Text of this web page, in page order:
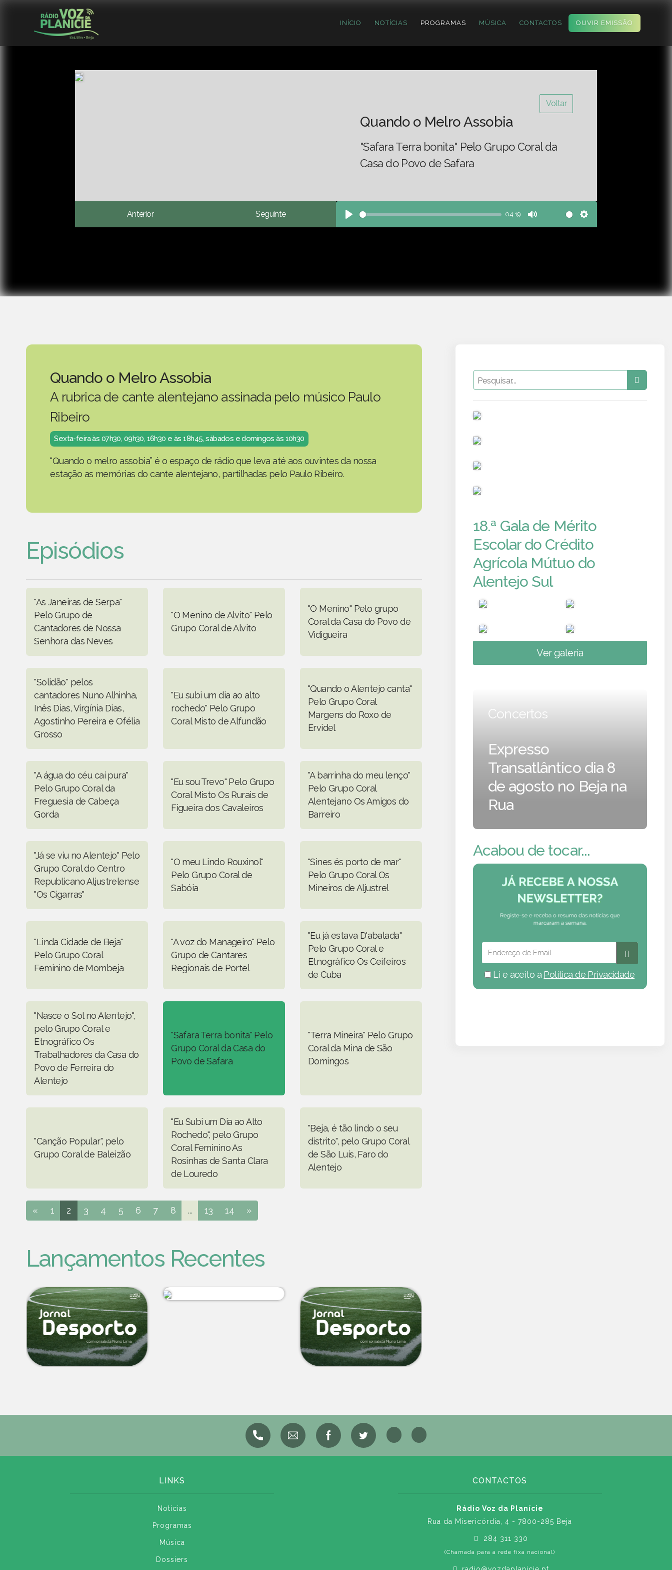
INÍCIO NOTÍCIAS PROGRAMAS MÚSICA CONTACTOS OUVIR EMISSÃO
Voltar
Quando o Melro Assobia
"Safara Terra bonita" Pelo Grupo Coral da
Casa do Povo de Safara
Anterior Seguinte
Play
04:19
Mute Settings
Quando o Melro Assobia
A rubrica de cante alentejano assinada pelo músico Paulo
Ribeiro
Sexta-feira às 07h30, 09h30, 16h30 e às 18h45, sábados e domingos às 10h30
“Quando o melro assobia” é o espaço de rádio que leva até aos ouvintes da nossa
estação as memórias do cante alentejano, partilhadas pelo Paulo Ribeiro.
Episódios
"As Janeiras de Serpa"
Pelo Grupo de
Cantadores de Nossa
Senhora das Neves
"O Menino de Alvito" Pelo
Grupo Coral de Alvito
"O Menino" Pelo grupo
Coral da Casa do Povo de
Vidigueira
"Solidão" pelos
cantadores Nuno Alhinha,
Inês Dias, Virgínia Dias,
Agostinho Pereira e Ofélia
Grosso
"Eu subi um dia ao alto
rochedo" Pelo Grupo
Coral Misto de Alfundão
"Quando o Alentejo canta"
Pelo Grupo Coral
Margens do Roxo de
Ervidel
"A água do céu caí pura"
Pelo Grupo Coral da
Freguesia de Cabeça
Gorda
"Eu sou Trevo" Pelo Grupo
Coral Misto Os Rurais de
Figueira dos Cavaleiros
"A barrinha do meu lenço"
Pelo Grupo Coral
Alentejano Os Amigos do
Barreiro
"Já se viu no Alentejo" Pelo
Grupo Coral do Centro
Republicano Aljustrelense
"Os Cigarras"
"O meu Lindo Rouxinol"
Pelo Grupo Coral de
Sabóia
"Sines és porto de mar"
Pelo Grupo Coral Os
Mineiros de Aljustrel
"Linda Cidade de Beja"
Pelo Grupo Coral
Feminino de Mombeja
"A voz do Manageiro" Pelo
Grupo de Cantares
Regionais de Portel
"Eu já estava D'abalada"
Pelo Grupo Coral e
Etnográfico Os Ceifeiros
de Cuba
"Nasce o Sol no Alentejo",
pelo Grupo Coral e
Etnográfico Os
Trabalhadores da Casa do
Povo de Ferreira do
Alentejo
"Safara Terra bonita" Pelo
Grupo Coral da Casa do
Povo de Safara
"Terra Mineira" Pelo Grupo
Coral da Mina de São
Domingos
"Canção Popular", pelo
Grupo Coral de Baleizão
"Eu Subi um Dia ao Alto
Rochedo", pelo Grupo
Coral Feminino As
Rosinhas de Santa Clara
de Louredo
"Beja, é tão lindo o seu
distrito", pelo Grupo Coral
de São Luís, Faro do
Alentejo
« 1 2 3 4 5 6 7 8 ... 13 14 »
Lançamentos Recentes
18.ª Gala de Mérito
Escolar do Crédito
Agrícola Mútuo do
Alentejo Sul
Ver galeria
Concertos
Expresso
Transatlântico dia 8
de agosto no Beja na
Rua
Acabou de tocar...
Li e aceito a Política de Privacidade
LINKS
Notícias
Programas
Música
Dossiers
CONTACTOS
Rádio Voz da Planície
Rua da Misericórdia, 4 - 7800-285 Beja
284 311 330
(Chamada para a rede fixa nacional)